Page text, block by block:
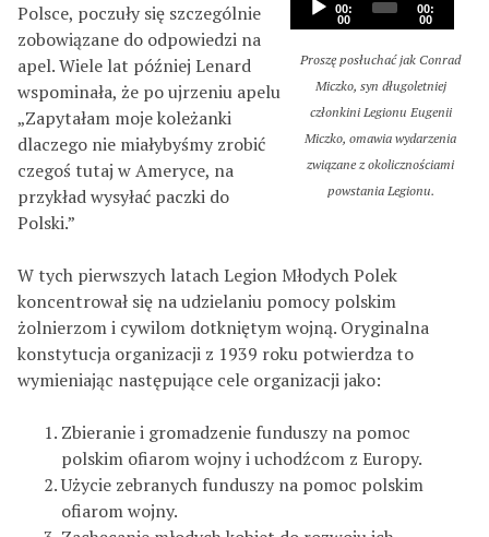
u
00:
00
00:
00
Proszę posłuchać jak Conrad
Miczko, syn długoletniej
członkini Legionu Eugenii
Miczko, omawia wydarzenia
związane z okolicznościami
powstania Legionu.
Polsce, poczuły się szczególnie
zobowiązane do odpowiedzi na
apel. Wiele lat później Lenard
wspominała, że po ujrzeniu apelu
„Zapytałam moje koleżanki
dlaczego nie miałybyśmy zrobić
czegoś tutaj w Ameryce, na
przykład wysyłać paczki do
Polski.”
W tych pierwszych latach Legion Młodych Polek
koncentrował się na udzielaniu pomocy polskim
żolnierzom i cywilom dotkniętym wojną. Oryginalna
konstytucja organizacji z 1939 roku potwierdza to
wymieniając następujące cele organizacji jako:
Zbieranie i gromadzenie funduszy na pomoc
polskim ofiarom wojny i uchodźcom z Europy.
Użycie zebranych funduszy na pomoc polskim
ofiarom wojny.